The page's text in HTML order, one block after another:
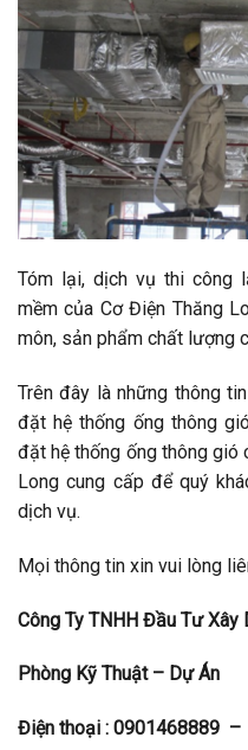
Tóm lại, dịch vụ thi công
mềm của Cơ Điện Thăng
môn, sản phẩm chất lượng
Trên đây là những thông
đặt hệ thống ống thông
đặt hệ thống ống thông gió
Long cung cấp để quý
dịch vụ.
Mọi thông tin xin vui lòng
Công Ty TNHH Đầu Tư
Phòng Kỹ Thuật – Dự Án
Điện thoại : 0901468889 –